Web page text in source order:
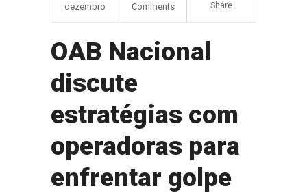
dezembro Comments Share
OAB Nacional
discute
estratégias com
operadoras para
enfrentar golpe